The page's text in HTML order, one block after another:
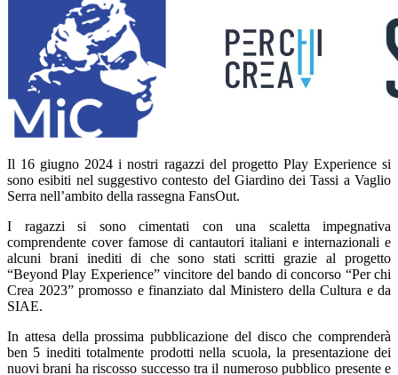
Il 16 giugno 2024 i nostri ragazzi del progetto Play Experience si
sono esibiti nel suggestivo contesto del Giardino dei Tassi a Vaglio
Serra nell’ambito della rassegna FansOut.
I ragazzi si sono cimentati con una scaletta impegnativa
comprendente cover famose di cantautori italiani e internazionali e
alcuni brani inediti di che sono stati scritti grazie al progetto
“Beyond Play Experience” vincitore del bando di concorso “Per chi
Crea 2023” promosso e finanziato dal Ministero della Cultura e da
SIAE.
In attesa della prossima pubblicazione del disco che comprenderà
ben 5 inediti totalmente prodotti nella scuola, la presentazione dei
nuovi brani ha riscosso successo tra il numeroso pubblico presente e